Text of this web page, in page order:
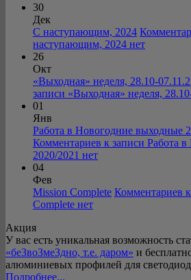
30
Дек
С наступающим, 2024
наступающим, 2024 нет
26
Окт
«Выходная» неделя, 28.10-
записи «Выходная» неделя,
01
Янв
Работа в Новогодние выходные
Комментариев к записи Работа
2020/2021 нет
04
Фев
Mission Complete Комментариев
Complete нет
Акция
У вас есть уникальная возможность
«беЗвоЗмеЗдно, т.е. даром» и
алюминиевых профилей для
Подробнее...